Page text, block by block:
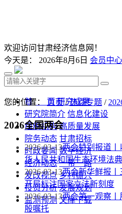
欢迎访问甘肃经济信息网！
今天是： 2026年8月6日 会员中心
首 页 研究成果
研究院简介 信息化建设
组织机构 高质量发展
院务动态 甘肃招标
时政要闻 数字经济
经济动态 一带一路
发改视点 乡村振兴
投资分析 发展规划
监测预测 文库下载
您的位置： 首页/热点专题 /
2026全国两会
2026-03-13两会特别报道
华人民共和国生态环境法
2026-03-13两会新华鲜报丨
开局标注国家立法新刻度
2026-03-13两会第一观察
殷嘱托